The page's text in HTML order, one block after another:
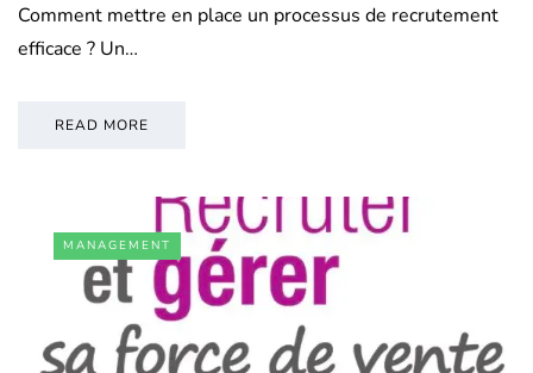
Comment mettre en place un processus de recrutement
efficace ? Un…
READ MORE
MANAGEMENT